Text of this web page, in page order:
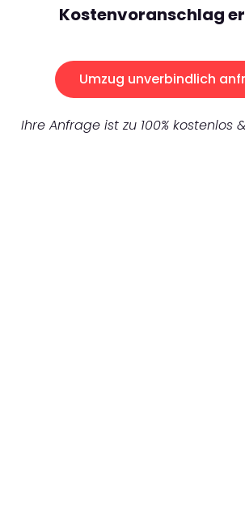
Kostenvoranschlag
Umzug unverbindlich
Ihre Anfrage ist zu 100% kostenlos